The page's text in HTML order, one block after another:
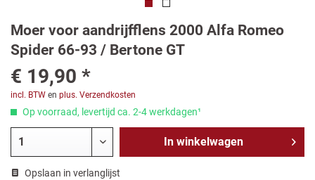
Moer voor aandrijfflens 2000 Alfa Romeo
Spider 66-93 / Bertone GT
€ 19,90 *
incl. BTW en plus. Verzendkosten
Op voorraad, levertijd ca. 2-4 werkdagen¹
In winkelwagen
Opslaan in verlanglijst